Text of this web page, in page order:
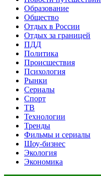
Образование
Общество
Отдых в России
Отдых за границей
ПДД
Политика
Происшествия
Психология
Рынки
Сериалы
Спорт
ТВ
Технологии
Тренды
Фильмы и сериалы
Шоу-бизнес
Экология
Экономика